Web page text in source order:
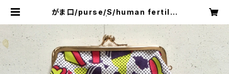
がま口/purse/S/human fertiliz